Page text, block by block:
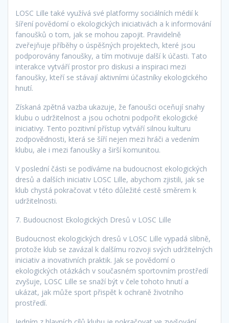
LOSC Lille také využívá své platformy sociálních médií k
šíření povědomí o ekologických iniciativách a k informování
fanoušků o tom, jak se mohou zapojit. Pravidelně
zveřejňuje příběhy o úspěšných projektech, které jsou
podporovány fanoušky, a tím motivuje další k účasti. Tato
interakce vytváří prostor pro diskusi a inspiraci mezi
fanoušky, kteří se stávají aktivními účastníky ekologického
hnutí.
Získaná zpětná vazba ukazuje, že fanoušci oceňují snahy
klubu o udržitelnost a jsou ochotni podpořit ekologické
iniciativy. Tento pozitivní přístup vytváří silnou kulturu
zodpovědnosti, která se šíří nejen mezi hráči a vedením
klubu, ale i mezi fanoušky a širší komunitou.
V poslední části se podíváme na budoucnost ekologických
dresů a dalších iniciativ LOSC Lille, abychom zjistili, jak se
klub chystá pokračovat v této důležité cestě směrem k
udržitelnosti.
7. Budoucnost Ekologických Dresů v LOSC Lille
Budoucnost ekologických dresů v LOSC Lille vypadá slibně,
protože klub se zavázal k dalšímu rozvoji svých udržitelných
iniciativ a inovativních praktik. Jak se povědomí o
ekologických otázkách v současném sportovním prostředí
zvyšuje, LOSC Lille se snaží být v čele tohoto hnutí a
ukázat, jak může sport přispět k ochraně životního
prostředí.